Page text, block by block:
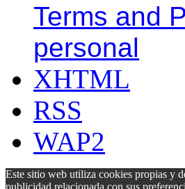
Terms and
personal
XHTML
RSS
WAP2
Este sitio web utiliza cookies propias y